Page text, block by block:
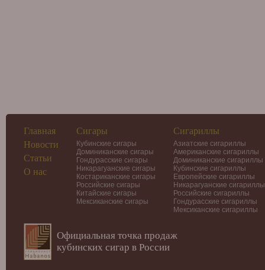
Главная
Новости
Статьи
О нас
Сигары
Кубинские сигары
Доминиканские сигары
Гондурасские сигары
Никарагуанские сигары
Костариканские сигары
Российские сигары
Китайские сигары
Мексиканские сигары
Сигариллы
Азиатские сигариллы
Американские сигариллы
Доминиканские сигариллы
Кубинские сигариллы
Европейские сигариллы
Никарагуанские сигариллы
Российские сигариллы
Гондурасские сигариллы
Мексиканские сигариллы
Официальная точка продаж
кубинских сигар в России